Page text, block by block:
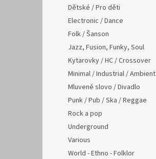
Dětské / Pro děti
Electronic / Dance
Folk / Šanson
Jazz, Fusion, Funky, Soul
Kytarovky / HC / Crossover
Minimal / Industrial / Ambient
Mluvené slovo / Divadlo
Punk / Pub / Ska / Reggae
Rock a pop
Underground
Various
World - Ethno - Folklor